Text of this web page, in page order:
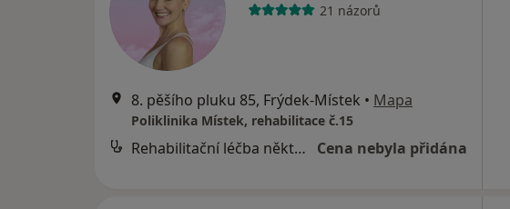
21 názorů
8. pěšího pluku 85, Frýdek-Místek • Mapa
Poliklinika Místek, rehabilitace č.15
Rehabilitační léčba některých druhů funkční sterility metodou L. Mojžíšové Cena nebyla přidána